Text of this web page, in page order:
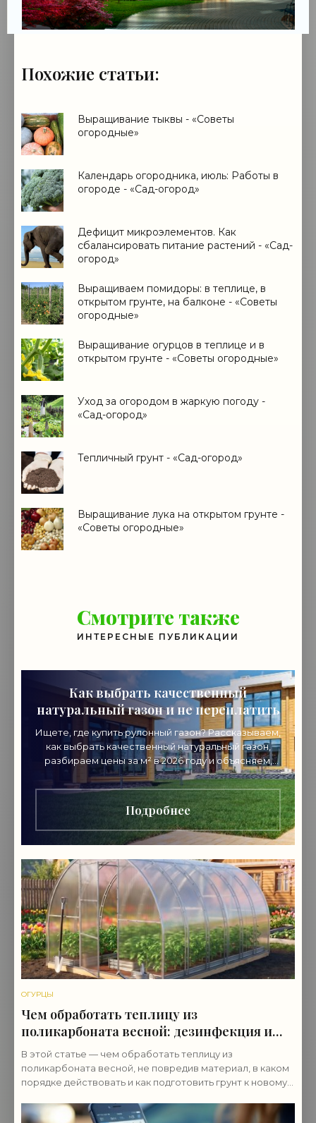
Похожие статьи:
Выращивание тыквы - «Советы
огородные»
Календарь огородника, июль: Работы в
огороде - «Сад-огород»
Дефицит микроэлементов. Как
сбалансировать питание растений - «Сад-
огород»
Выращиваем помидоры: в теплице, в
открытом грунте, на балконе - «Советы
огородные»
Выращивание огурцов в теплице и в
открытом грунте - «Советы огородные»
Уход за огородом в жаркую погоду -
«Сад-огород»
Тепличный грунт - «Сад-огород»
Выращивание лука на открытом грунте -
«Советы огородные»
Смотрите также
ИНТЕРЕСНЫЕ ПУБЛИКАЦИИ
Как выбрать качественный
натуральный газон и не переплатить
Ищете, где купить рулонный газон? Рассказываем,
как выбрать качественный натуральный газон,
разбираем цены за м² в 2026 году и объясняем,
почему стоит покупать напрямую от
производителя.
Подробнее
ОГУРЦЫ
Чем обработать теплицу из
поликарбоната весной: дезинфекция и
подготовка
В этой статье — чем обработать теплицу из
поликарбоната весной, не повредив материал, в каком
порядке действовать и как подготовить грунт к новому